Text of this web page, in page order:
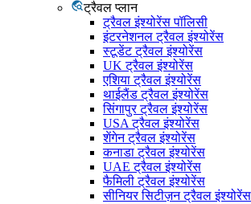
ट्रैवल प्लान
ट्रैवल इंश्योरेंस पॉलिसी
इंटरनेशनल ट्रैवल इंश्योरेंस
स्टूडेंट ट्रैवल इंश्योरेंस
UK ट्रैवल इंश्योरेंस
एशिया ट्रैवल इंश्योरेंस
थाईलैंड ट्रैवल इंश्योरेंस
सिंगापुर ट्रैवल इंश्योरेंस
USA ट्रैवल इंश्योरेंस
शेंगेन ट्रैवल इंश्योरेंस
कनाडा ट्रैवल इंश्योरेंस
UAE ट्रैवल इंश्योरेंस
फैमिली ट्रैवल इंश्योरेंस
सीनियर सिटीज़न ट्रैवल इंश्योरेंस